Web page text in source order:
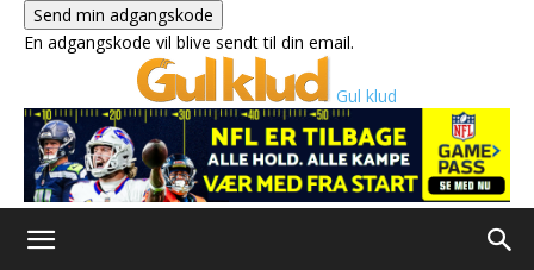
En adgangskode vil blive sendt til din email.
Gul klud